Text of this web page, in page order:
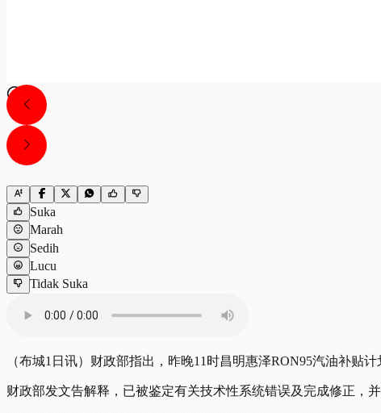
Suka
Marah
Sedih
Lucu
Tidak Suka
（布城1日讯）财政部指出，昨晚11时昌明惠泽RON95汽油补贴
财政部发文告解释，已被鉴定有关技术性系统错误及完成修正，